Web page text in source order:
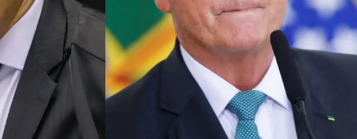
ou ESC para fechar